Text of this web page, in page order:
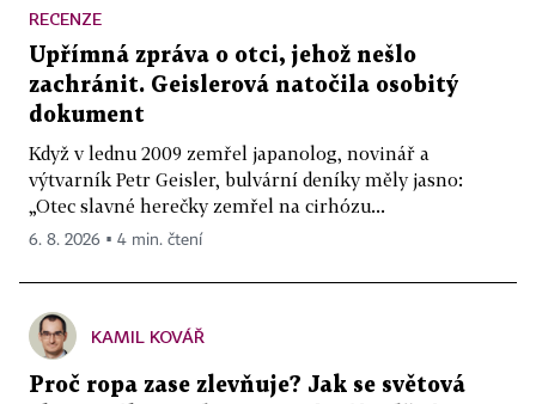
RECENZE
Upřímná zpráva o otci, jehož nešlo
zachránit. Geislerová natočila osobitý
dokument
Když v lednu 2009 zemřel japanolog, novinář a
výtvarník Petr Geisler, bulvární deníky měly jasno:
„Otec slavné herečky zemřel na cirhózu...
6. 8. 2026 ▪ 4 min. čtení
KAMIL KOVÁŘ
Proč ropa zase zlevňuje? Jak se světová